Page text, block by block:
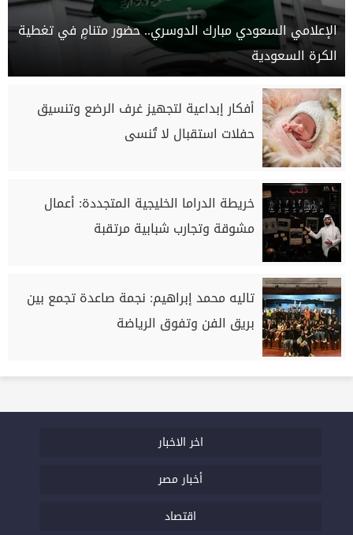
الإعلامي السعودي مبارك الدوسري.. حضور متنامٍ في تغطية
الكرة السعودية
أفكار إبداعية لتجهيز غرف الرضع وتنسيق
حفلات استقبال لا تُنسى
خريطة الدراما الخليجية المتجددة: أعمال
مشوقة وتجارب شبابية مرتقبة
تاليه محمد إبراهيم: نجمة صاعدة تجمع بين
بريق الفن وتفوق الرياضة
اخر الاخبار
أخبار مصر
اقتصاد